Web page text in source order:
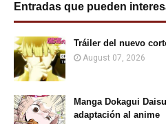
Entradas que pueden
Tráiler del nuevo
August 07, 2026
Manga Dokagui
adaptación al anime